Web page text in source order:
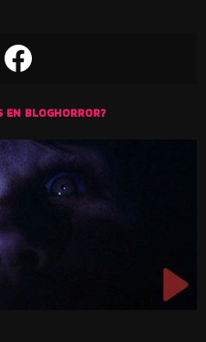
FACEBOOK
EN BLOGHORROR?